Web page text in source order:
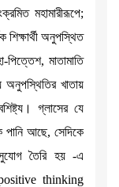
মহামারীরূপে;
অনুপস্থিত
পিত্তেশ, মাতামাতি
খাতায়
গ্লাসের যে
পানি আছে, সেদিকে
সুযোগ তৈরি হয় -এ
thinking